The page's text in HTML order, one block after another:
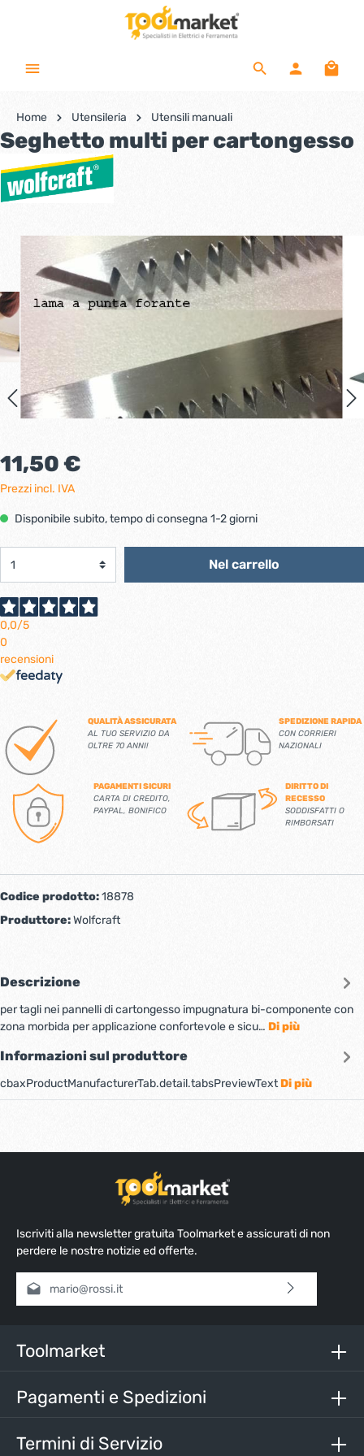
Home Utensileria Utensili manuali
Seghetto multi per cartongesso
11,50 €
Prezzi incl. IVA
Disponibile subito, tempo di consegna 1-2 giorni
Nel carrello
0,0/5
0
recensioni
QUALITÀ ASSICURATA
AL TUO SERVIZIO DA
OLTRE 70 ANNI!
SPEDIZIONE RAPIDA
CON CORRIERI
NAZIONALI
PAGAMENTI SICURI
CARTA DI CREDITO,
PAYPAL, BONIFICO
DIRITTO DI
RECESSO
SODDISFATTI O
RIMBORSATI
Codice prodotto:18878
Produttore:Wolfcraft
Descrizione
per tagli nei pannelli di cartongesso impugnatura bi-componente con
zona morbida per applicazione confortevole e sicu… Di più
Informazioni sul produttore
cbaxProductManufacturerTab.detail.tabsPreviewTextDi più
Iscriviti alla newsletter gratuita Toolmarket e assicurati di non
perdere le nostre notizie ed offerte.
Indirizzo e-mail*
nostri termini e condizioni generali
Inserisci i caratteri sopra*
Toolmarket
Pagamenti e Spedizioni
Termini di Servizio